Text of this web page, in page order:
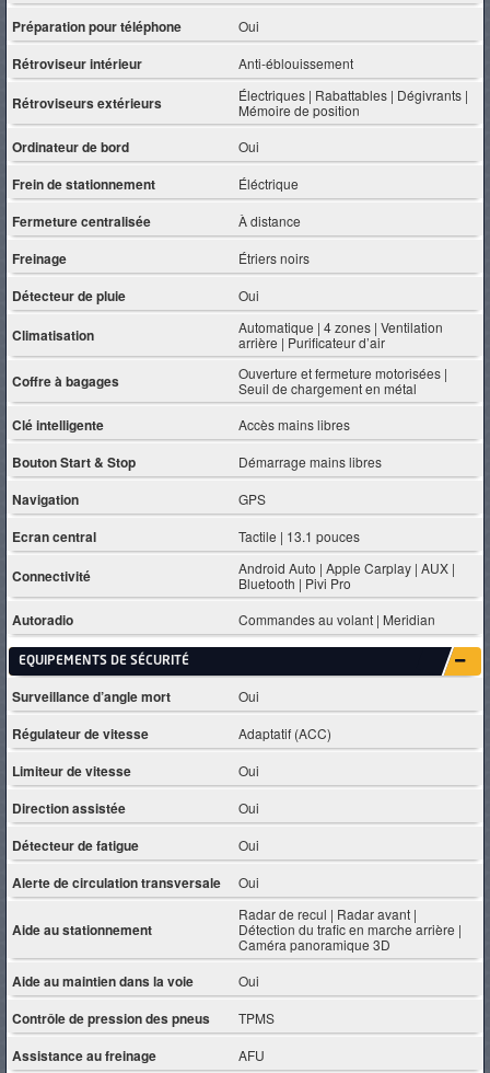
Préparation pour téléphone Oui
Rétroviseur intérieur Anti-éblouissement
Rétroviseurs extérieurs
Électriques | Rabattables | Dégivrants |
Mémoire de position
Ordinateur de bord Oui
Frein de stationnement Éléctrique
Fermeture centralisée À distance
Freinage Étriers noirs
Détecteur de pluie Oui
Climatisation
Automatique | 4 zones | Ventilation
arrière | Purificateur d’air
Coffre à bagages
Ouverture et fermeture motorisées |
Seuil de chargement en métal
Clé intelligente Accès mains libres
Bouton Start & Stop Démarrage mains libres
Navigation GPS
Ecran central Tactile | 13.1 pouces
Connectivité
Android Auto | Apple Carplay | AUX |
Bluetooth | Pivi Pro
Autoradio Commandes au volant | Meridian
EQUIPEMENTS DE SÉCURITÉ
Surveillance d’angle mort Oui
Régulateur de vitesse Adaptatif (ACC)
Limiteur de vitesse Oui
Direction assistée Oui
Détecteur de fatigue Oui
Alerte de circulation transversale Oui
Aide au stationnement
Radar de recul | Radar avant |
Détection du trafic en marche arrière |
Caméra panoramique 3D
Aide au maintien dans la voie Oui
Contrôle de pression des pneus TPMS
Assistance au freinage AFU